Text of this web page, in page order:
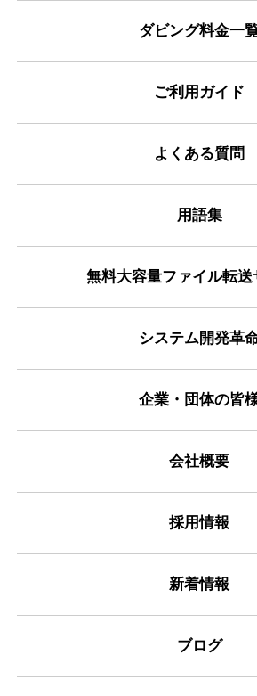
ダビング料金一
ご利用ガイド
よくある質問
用語集
無料大容量ファイル転送
システム開発革
企業・団体の皆
会社概要
採用情報
新着情報
ブログ